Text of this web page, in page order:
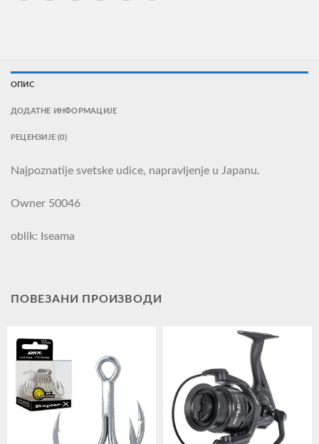
ОПИС
ДОДАТНЕ ИНФОРМАЦИЈЕ
РЕЦЕНЗИЈЕ (0)
Najpoznatije svetske udice, napravljenje u Japanu.
Owner 50046
oblik: Iseama
ПОВЕЗАНИ ПРОИЗВОДИ